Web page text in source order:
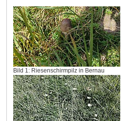
Bild 1: Riesenschirmpilz in Bernau